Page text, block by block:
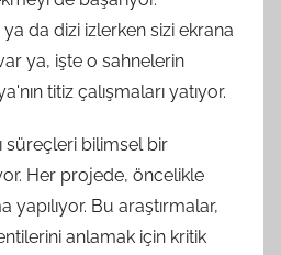
da dizi izlerken sizi ekrana
ya, işte o sahnelerin
titiz çalışmaları yatıyor.
süreçleri bilimsel bir
Her projede, öncelikle
yapılıyor. Bu araştırmalar,
anlamak için kritik